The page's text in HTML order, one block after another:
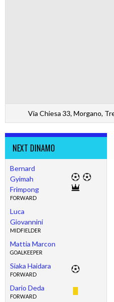
Via Chiesa 33, Morgano,
NEXT DINAMO
Bernard
Gyimah
Frimpong
FORWARD
Luca
Giovannini
MIDFIELDER
Mattia Marcon
GOALKEEPER
Siaka Haidara
FORWARD
Dario Deda
FORWARD